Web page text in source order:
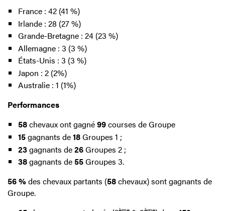
France : 42 (41 %)
Irlande : 28 (27 %)
Grande-Bretagne : 24 (23 %)
Allemagne : 3 (3 %)
États-Unis : 3 (3 %)
Japon : 2 (2%)
Australie : 1 (1%)
Performances
58chevaux ont gagné99courses de Groupe
15gagnants de18Groupes 1 ;
23gagnants de26Groupes 2 ;
38gagnants de55Groupes 3.
56 %des chevaux partants (58chevaux) sont gagnants de
Groupe.